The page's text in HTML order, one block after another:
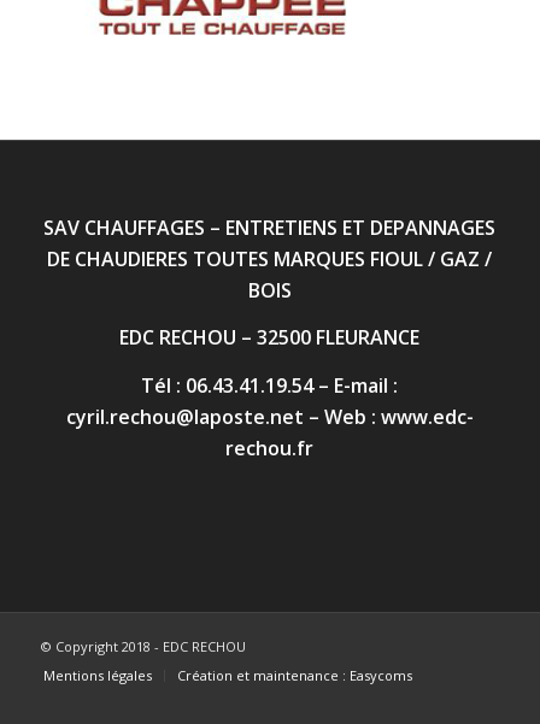
SAV CHAUFFAGES – ENTRETIENS ET DEPANNAGES
DE CHAUDIERES TOUTES MARQUES FIOUL / GAZ /
BOIS
EDC RECHOU – 32500 FLEURANCE
Tél : 06.43.41.19.54 – E-mail :
cyril.rechou@laposte.net – Web : www.edc-
rechou.fr
© Copyright 2018 - EDC RECHOU
Mentions légales
Création et maintenance : Easycoms